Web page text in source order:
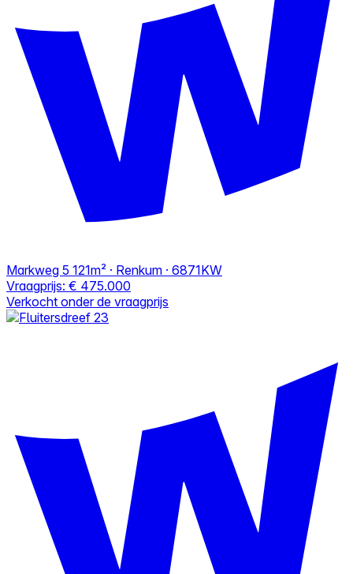
Markweg 5 121m² · Renkum · 6871KW
Vraagprijs: € 475.000
Verkocht onder de vraagprijs